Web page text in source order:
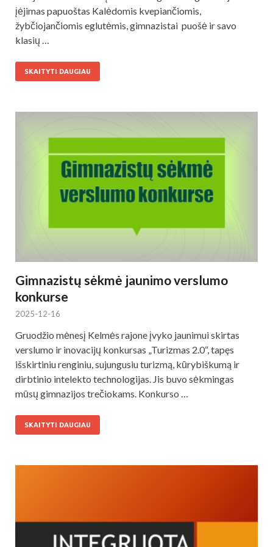
įėjimas papuoštas Kalėdomis kvepiančiomis,
žybčiojančiomis eglutėmis, gimnazistai puošė ir savo
klasių …
SKAITYTI DAUGIAU
Gimnazistų sėkmė jaunimo verslumo
konkurse
2025-12-16
Gruodžio mėnesį Kelmės rajone įvyko jaunimui skirtas
verslumo ir inovacijų konkursas „Turizmas 2.0“, tapęs
išskirtiniu renginiu, sujungusiu turizmą, kūrybiškumą ir
dirbtinio intelekto technologijas. Jis buvo sėkmingas
mūsų gimnazijos trečiokams. Konkurso …
SKAITYTI DAUGIAU